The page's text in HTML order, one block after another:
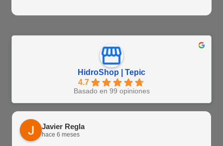
HidroShop | Tepic
4.7
Basado en 99 opiniones
Javier Regla
hace 6 meses